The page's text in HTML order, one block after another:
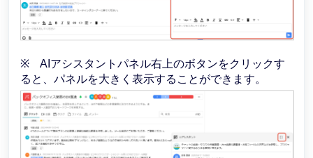
※ AIアシスタントパネル右上のボタンをクリックす
ると、パネルを大きく表示することができます。